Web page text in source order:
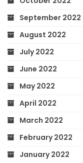
September 2022
August 2022
July 2022
June 2022
May 2022
April 2022
March 2022
February 2022
January 2022